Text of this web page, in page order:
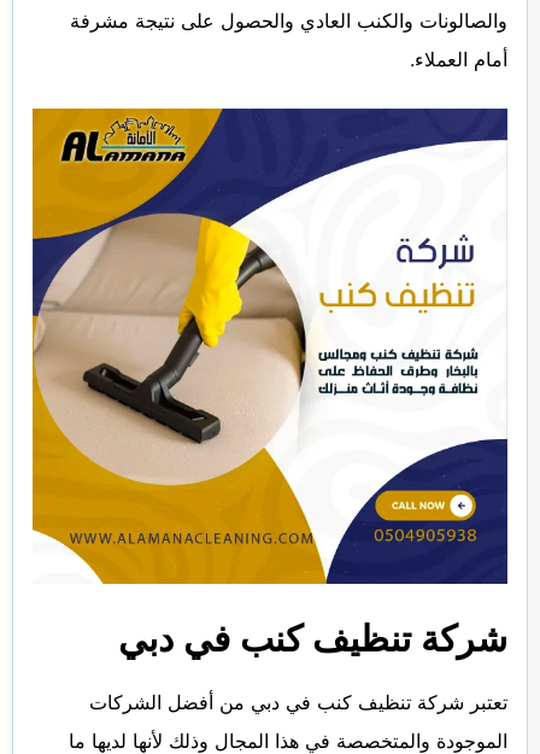
والصالونات والكنب العادي والحصول على نتيجة مشرفة
أمام العملاء.
شركة تنظيف كنب في دبي
تعتبر شركة تنظيف كنب في دبي من أفضل الشركات
الموجودة والمتخصصة في هذا المجال وذلك لأنها لديها ما